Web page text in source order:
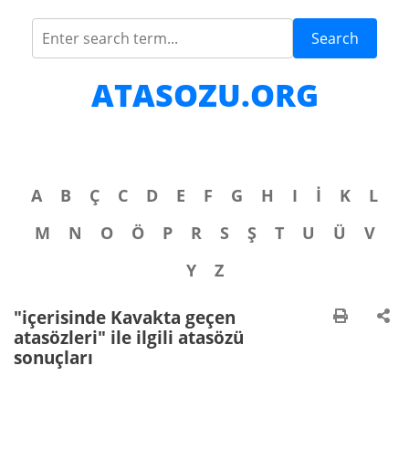
Search
ATASOZU.ORG
A B Ç C D E F G H I İ K
L
M
N O Ö P R S Ş T U Ü
V
Y
Z
"içerisinde Kavakta geçen
atasözleri" ile ilgili atasözü
sonuçları